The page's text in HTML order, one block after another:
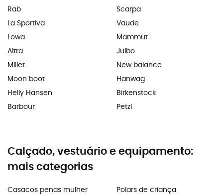
Rab
La Sportiva
Lowa
Altra
Millet
Moon boot
Helly Hansen
Barbour
Scarpa
Vaude
Mammut
Julbo
New balance
Hanwag
Birkenstock
Petzl
Calçado, vestuário e equipamento:
mais categorias
Casacos penas mulher
Polars de criança